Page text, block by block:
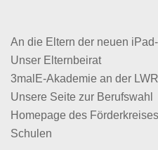
An die Eltern der neuen
Unser Elternbeirat
3malE-Akademie an der
Unsere Seite zur Berufswahl
Homepage des
Schulen